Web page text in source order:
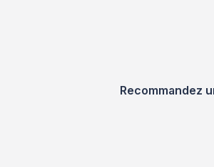
Recommandez